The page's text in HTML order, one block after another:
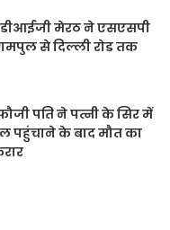
डीआईजी मेरठ ने एसएसपी
से दिल्ली रोड तक
पति ने पत्नी के सिर में
पहुंचाने के बाद मौत का